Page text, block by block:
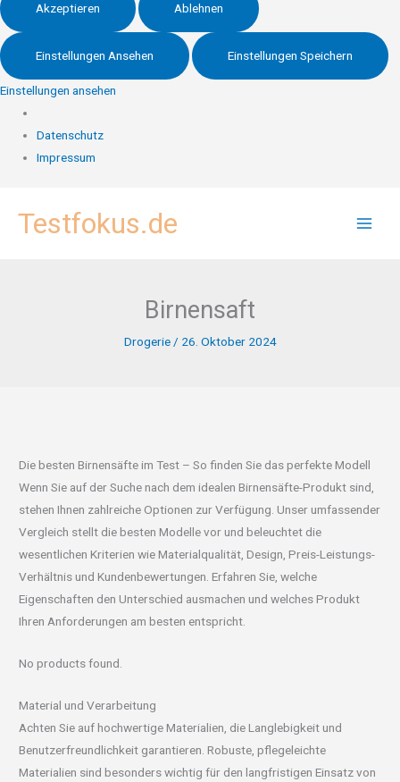
Akzeptieren Ablehnen
Einstellungen Ansehen Einstellungen Speichern
Einstellungen ansehen
Datenschutz
Impressum
InhaltTestfokus.de
Birnensaft
Drogerie/ 26. Oktober 2024
Die besten Birnensäfte im Test – So finden Sie das perfekte Modell
Wenn Sie auf der Suche nach dem idealen Birnensäfte-Produkt sind,
stehen Ihnen zahlreiche Optionen zur Verfügung. Unser umfassender
Vergleich stellt die besten Modelle vor und beleuchtet die
wesentlichen Kriterien wie Materialqualität, Design, Preis-Leistungs-
Verhältnis und Kundenbewertungen. Erfahren Sie, welche
Eigenschaften den Unterschied ausmachen und welches Produkt
Ihren Anforderungen am besten entspricht.
No products found.
Material und Verarbeitung
Achten Sie auf hochwertige Materialien, die Langlebigkeit und
Benutzerfreundlichkeit garantieren. Robuste, pflegeleichte
Materialien sind besonders wichtig für den langfristigen Einsatz von